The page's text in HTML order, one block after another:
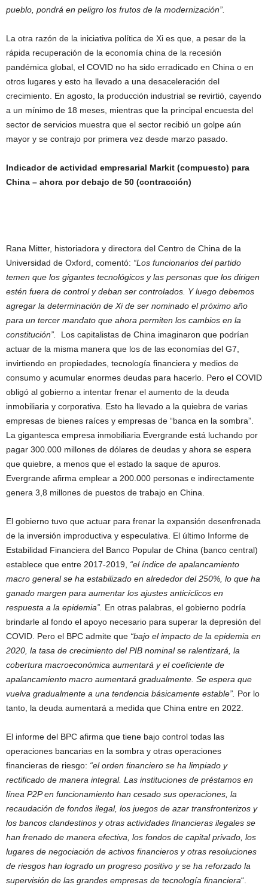
pueblo, pondrá en peligro los frutos de la modernización”.
La otra razón de la iniciativa política de Xi es que, a pesar de la
rápida recuperación de la economía china de la recesión
pandémica global, el COVID no ha sido erradicado en China o en
otros lugares y esto ha llevado a una desaceleración del
crecimiento. En agosto, la producción industrial se revirtió, cayendo
a un mínimo de 18 meses, mientras que la principal encuesta del
sector de servicios muestra que el sector recibió un golpe aún
mayor y se contrajo por primera vez desde marzo pasado.
Indicador de actividad empresarial Markit (compuesto) para
China – ahora por debajo de 50 (contracción)
Rana Mitter, historiadora y directora del Centro de China de la
Universidad de Oxford, comentó: “Los funcionarios del partido
temen que los gigantes tecnológicos y las personas que los dirigen
estén fuera de control y deban ser controlados. Y luego debemos
agregar la determinación de Xi de ser nominado el próximo año
para un tercer mandato que ahora permiten los cambios en la
constitución”.
Los capitalistas de China imaginaron que podrían
actuar de la misma manera que los de las economías del G7,
invirtiendo en propiedades, tecnología financiera y medios de
consumo y acumular enormes deudas para hacerlo. Pero el COVID
obligó al gobierno a intentar frenar el aumento de la deuda
inmobiliaria y corporativa. Esto ha llevado a la quiebra de varias
empresas de bienes raíces y empresas de “banca en la sombra”.
La gigantesca empresa inmobiliaria Evergrande está luchando por
pagar 300.000 millones de dólares de deudas y ahora se espera
que quiebre, a menos que el estado la saque de apuros.
Evergrande afirma emplear a 200.000 personas e indirectamente
genera 3,8 millones de puestos de trabajo en China.
El gobierno tuvo que actuar para frenar la expansión desenfrenada
de la inversión improductiva y especulativa. El último Informe de
Estabilidad Financiera del Banco Popular de China (banco central)
establece que entre 2017-2019, “el índice de apalancamiento
macro general se ha estabilizado en alrededor del 250%, lo que ha
ganado margen para aumentar los ajustes anticíclicos en
respuesta a la epidemia”. En otras palabras, el gobierno podría
brindarle al fondo el apoyo necesario para superar la depresión del
COVID. Pero el BPC admite que “bajo el impacto de la epidemia en
2020, la tasa de crecimiento del PIB nominal se ralentizará, la
cobertura macroeconómica aumentará y el coeficiente de
apalancamiento macro aumentará gradualmente. Se espera que
vuelva gradualmente a una tendencia básicamente estable”. Por lo
tanto, la deuda aumentará a medida que China entre en 2022.
El informe del BPC afirma que tiene bajo control todas las
operaciones bancarias en la sombra y otras operaciones
financieras de riesgo: “el orden financiero se ha limpiado y
rectificado de manera integral. Las instituciones de préstamos en
línea P2P en funcionamiento han cesado sus operaciones, la
recaudación de fondos ilegal, los juegos de azar transfronterizos y
los bancos clandestinos y otras actividades financieras ilegales se
han frenado de manera efectiva, los fondos de capital privado, los
lugares de negociación de activos financieros y otras resoluciones
de riesgos han logrado un progreso positivo y se ha reforzado la
supervisión de las grandes empresas de tecnología financiera“.